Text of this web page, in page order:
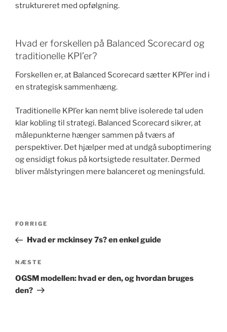
struktureret med opfølgning.
Hvad er forskellen på Balanced Scorecard og
traditionelle KPI’er?
Forskellen er, at Balanced Scorecard sætter KPI’er ind i
en strategisk sammenhæng.
Traditionelle KPI’er kan nemt blive isolerede tal uden
klar kobling til strategi. Balanced Scorecard sikrer, at
målepunkterne hænger sammen på tværs af
perspektiver. Det hjælper med at undgå suboptimering
og ensidigt fokus på kortsigtede resultater. Dermed
bliver målstyringen mere balanceret og meningsfuld.
Indlægsnavigation
Forrige
indlæg
FORRIGE
Hvad er mckinsey 7s? en enkel guide
Næste
indlæg
NÆSTE
OGSM modellen: hvad er den, og hvordan bruges
den?